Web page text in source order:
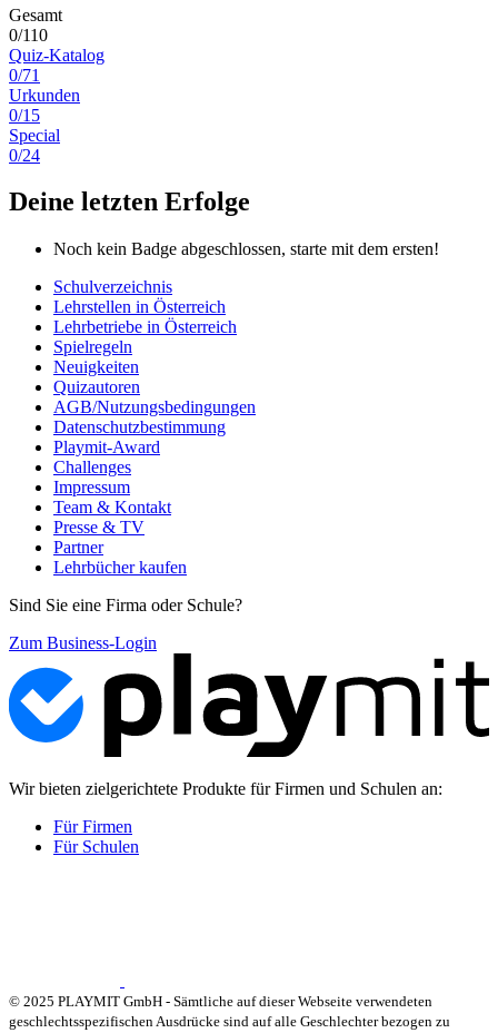
Gesamt
0/110
Quiz-Katalog
0/71
Urkunden
0/15
Special
0/24
Deine letzten Erfolge
Noch kein Badge abgeschlossen, starte mit dem ersten!
Schulverzeichnis
Lehrstellen in Österreich
Lehrbetriebe in Österreich
Spielregeln
Neuigkeiten
Quizautoren
AGB/Nutzungsbedingungen
Datenschutzbestimmung
Playmit-Award
Challenges
Impressum
Team & Kontakt
Presse & TV
Partner
Lehrbücher kaufen
Sind Sie eine Firma oder Schule?
Zum Business-Login
Wir bieten zielgerichtete Produkte für Firmen und Schulen an:
Für Firmen
Für Schulen
© 2025 PLAYMIT GmbH - Sämtliche auf dieser Webseite verwendeten
geschlechtsspezifischen Ausdrücke sind auf alle Geschlechter bezogen zu